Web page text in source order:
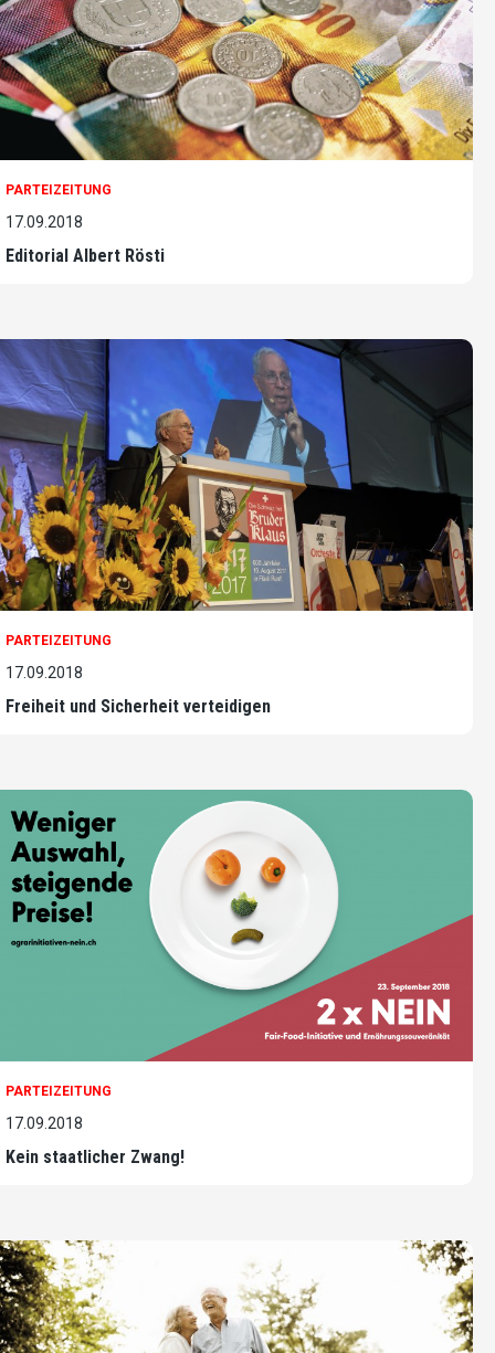
PARTEIZEITUNG
17.09.2018
Editorial Albert Rösti
PARTEIZEITUNG
17.09.2018
Freiheit und Sicherheit verteidigen
PARTEIZEITUNG
17.09.2018
Kein staatlicher Zwang!